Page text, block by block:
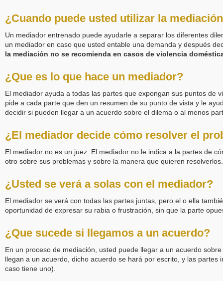
¿Cuando puede usted utilizar la
Un mediador entrenado puede ayudarle a separar los diferentes
un mediador en caso que usted entable una demanda y después
la mediación no se recomienda en casos de violencia
¿Que es lo que hace un mediador?
El mediador ayuda a todas las partes que expongan sus puntos de
pide a cada parte que den un resumen de su punto de vista y le
decidir si pueden llegar a un acuerdo sobre el dilema o al menos
¿El mediador decide cómo resolver el
El mediador no es un juez. El mediador no le indica a la partes de
otro sobre sus problemas y sobre la manera que quieren resolverlos.
¿Usted se verá a solas con el mediador?
El mediador se verá con todas las partes juntas, pero el o ella
oportunidad de expresar su rabia o frustración, sin que la parte
¿Que sucede si llegamos a un acuerdo?
En un proceso de mediación, usted puede llegar a un acuerdo
llegan a un acuerdo, dicho acuerdo se hará por escrito, y las
caso tiene uno).